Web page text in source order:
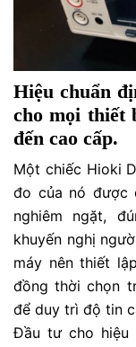
Hiệu chuẩn
cho mọi thiết
đến cao cấp.
Một chiếc Hioki
đo của nó được
nghiêm ngặt,
khuyến nghị
máy nên thiết
đồng thời chọn
để duy trì độ tin
Đầu tư cho hiệu